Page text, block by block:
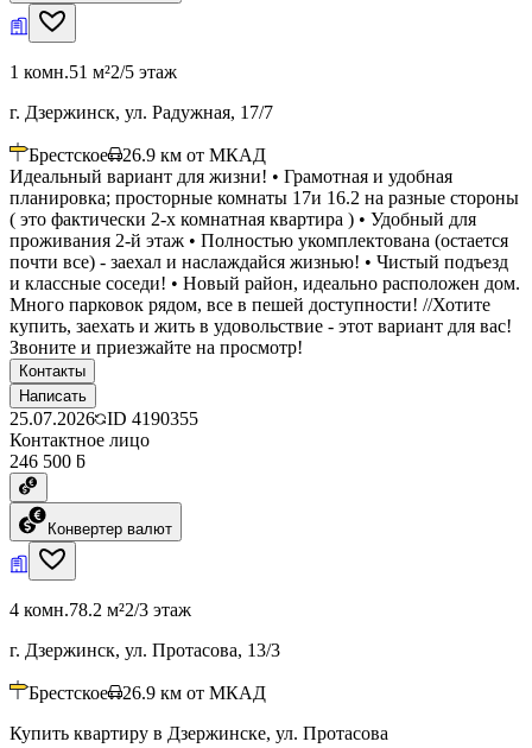
1 комн.51 м²2/5 этаж
г. Дзержинск, ул. Радужная, 17/7
Брестское 26.9 км от МКАД
Идеальный вариант для жизни! • Грамотная и удобная
планировка; просторные комнаты 17и 16.2 на разные стороны
( это фактически 2-х комнатная квартира ) • Удобный для
проживания 2-й этаж • Полностью укомплектована (остается
почти все) - заехал и наслаждайся жизнью! • Чистый подъезд
и классные соседи! • Новый район, идеально расположен дом.
Много парковок рядом, все в пешей доступности! //Хотите
купить, заехать и жить в удовольствие - этот вариант для вас!
Звоните и приезжайте на просмотр!
Контакты
Написать
25.07.2026 ID 4190355
Контактное лицо
246 500 ƃ
Конвертер валют
4 комн.78.2 м²2/3 этаж
г. Дзержинск, ул. Протасова, 13/3
Брестское 26.9 км от МКАД
Купить квартиру в Дзержинске, ул. Протасова